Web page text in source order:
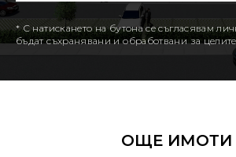
* С натискането на бутона се съгласявам
бъдат съхранявани и обработвани за целите
ОЩЕ ИМОТИ